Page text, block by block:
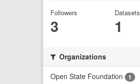
Followers
3
Datasets
1
Organizations
Open State Foundation
1